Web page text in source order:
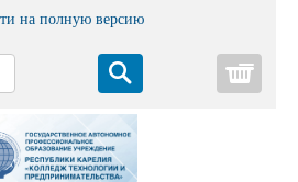
на полную версию